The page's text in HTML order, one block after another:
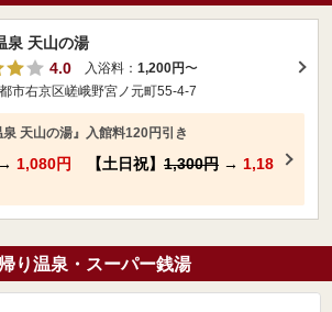
泉 天山の湯
4.0
入浴料： 1,200円〜
市右京区嵯峨野宮ノ元町55-4-7
泉 天山の湯』入館料120円引き
→ 1,080円 【土日祝】 1,300円 → 1,18
り温泉・スーパー銭湯